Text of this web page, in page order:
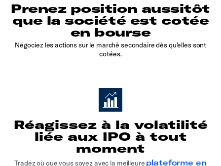
Prenez position aussitôt
que la société est cotée
en bourse
Négociez les actions sur le marché secondaire dès qu'elles sont
cotées.
Réagissez à la volatilité
liée aux IPO à tout
moment
Tradez où que vous soyez avec la meilleure plateforme en